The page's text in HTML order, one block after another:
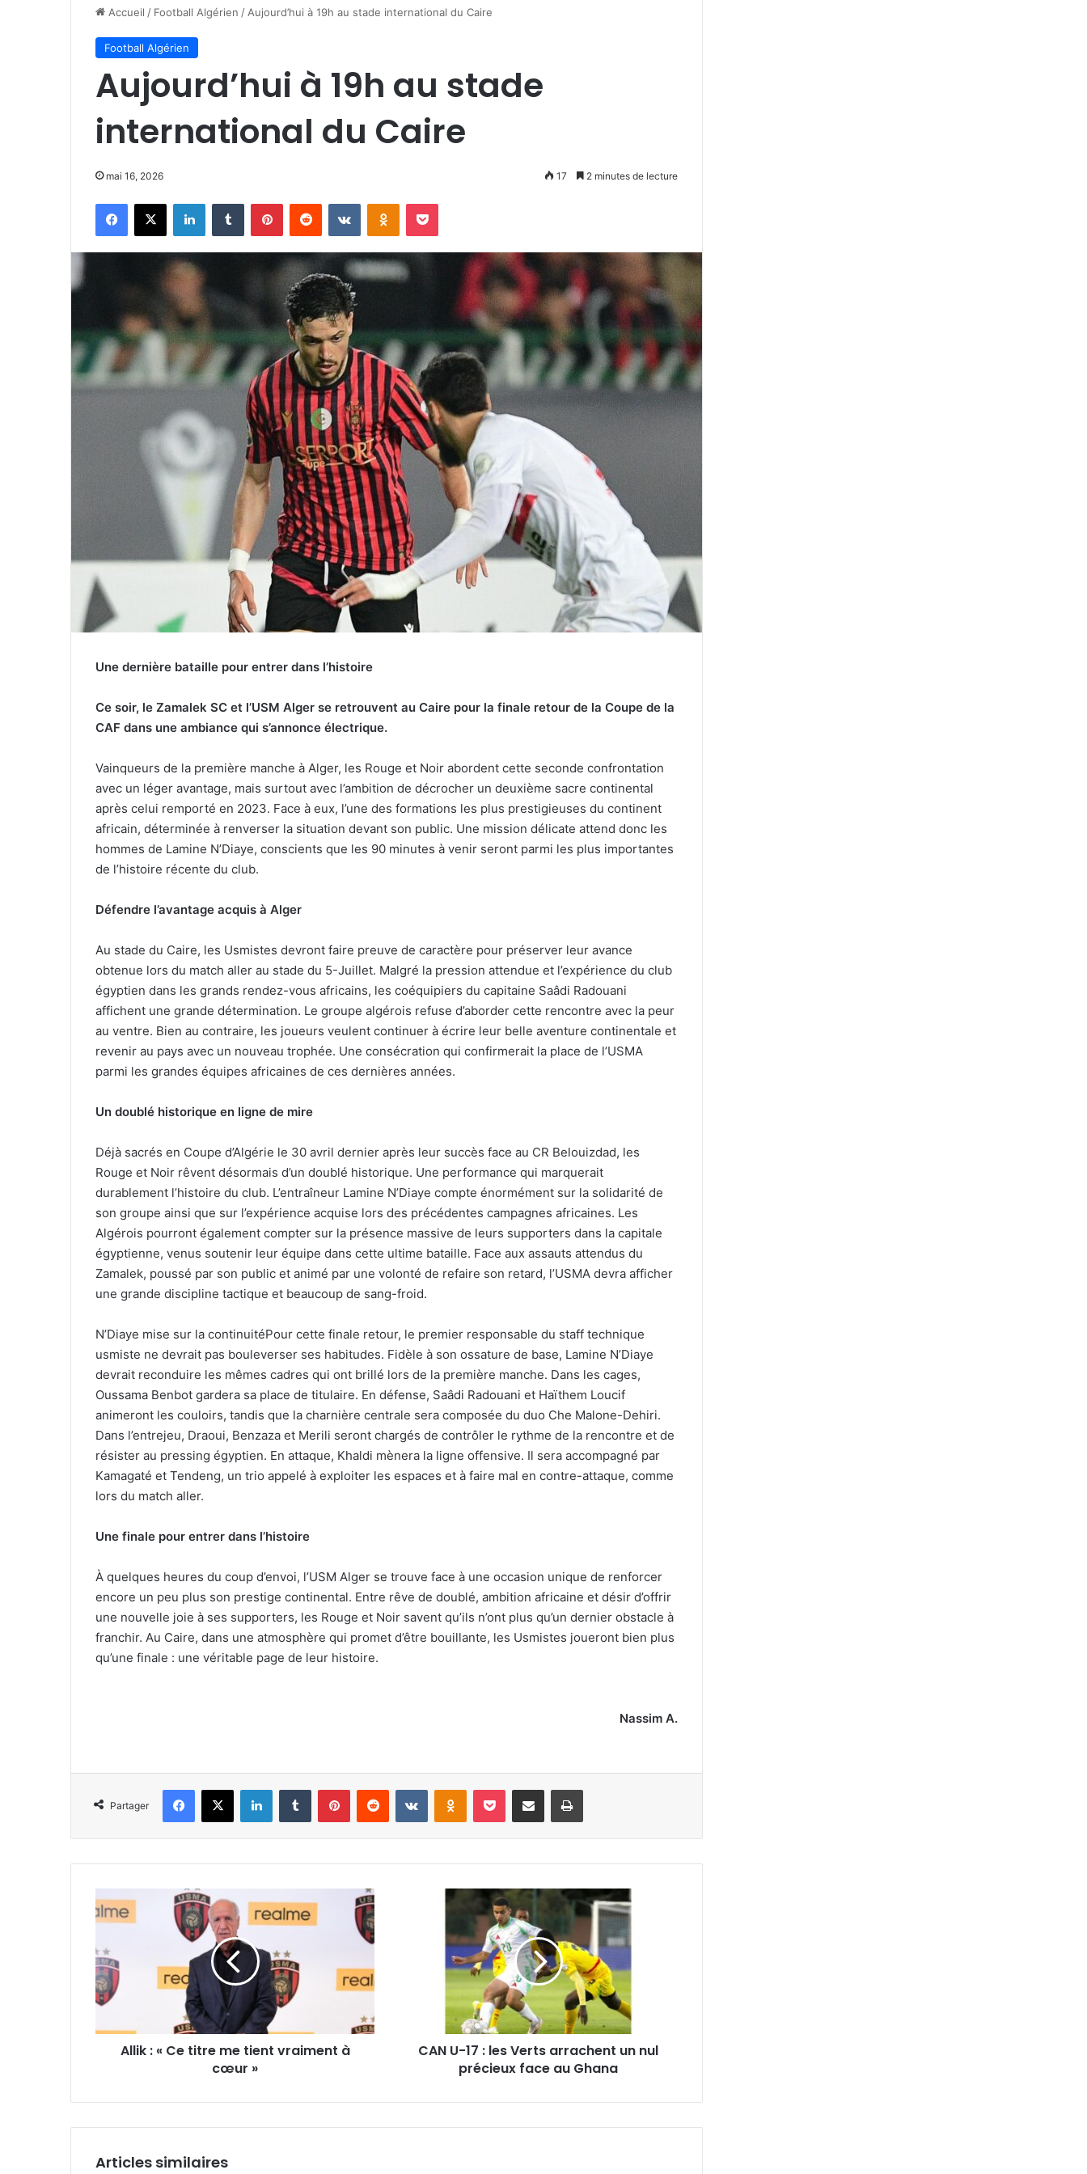
Accueil / Football Algérien / Aujourd’hui à 19h au stade international du Caire
Football Algérien
Aujourd’hui à 19h au stade
international du Caire
mai 16, 2026 17 2 minutes de lecture
Facebook
X LinkedinTumblr PinterestReddit VKontakteOdnoklassniki
Pocket
Une dernière bataille pour entrer dans l’histoire
Ce soir, le Zamalek SC et l’USM Alger se retrouvent au Caire pour la finale retour de la Coupe de la
CAF dans une ambiance qui s’annonce électrique.
Vainqueurs de la première manche à Alger, les Rouge et Noir abordent cette seconde confrontation
avec un léger avantage, mais surtout avec l’ambition de décrocher un deuxième sacre continental
après celui remporté en 2023. Face à eux, l’une des formations les plus prestigieuses du continent
africain, déterminée à renverser la situation devant son public. Une mission délicate attend donc les
hommes de Lamine N’Diaye, conscients que les 90 minutes à venir seront parmi les plus importantes
de l’histoire récente du club.
Défendre l’avantage acquis à Alger
Au stade du Caire, les Usmistes devront faire preuve de caractère pour préserver leur avance
obtenue lors du match aller au stade du 5-Juillet. Malgré la pression attendue et l’expérience du club
égyptien dans les grands rendez-vous africains, les coéquipiers du capitaine Saâdi Radouani
affichent une grande détermination. Le groupe algérois refuse d’aborder cette rencontre avec la peur
au ventre. Bien au contraire, les joueurs veulent continuer à écrire leur belle aventure continentale et
revenir au pays avec un nouveau trophée. Une consécration qui confirmerait la place de l’USMA
parmi les grandes équipes africaines de ces dernières années.
Un doublé historique en ligne de mire
Déjà sacrés en Coupe d’Algérie le 30 avril dernier après leur succès face au CR Belouizdad, les
Rouge et Noir rêvent désormais d’un doublé historique. Une performance qui marquerait
durablement l’histoire du club. L’entraîneur Lamine N’Diaye compte énormément sur la solidarité de
son groupe ainsi que sur l’expérience acquise lors des précédentes campagnes africaines. Les
Algérois pourront également compter sur la présence massive de leurs supporters dans la capitale
égyptienne, venus soutenir leur équipe dans cette ultime bataille. Face aux assauts attendus du
Zamalek, poussé par son public et animé par une volonté de refaire son retard, l’USMA devra afficher
une grande discipline tactique et beaucoup de sang-froid.
N’Diaye mise sur la continuitéPour cette finale retour, le premier responsable du staff technique
usmiste ne devrait pas bouleverser ses habitudes. Fidèle à son ossature de base, Lamine N’Diaye
devrait reconduire les mêmes cadres qui ont brillé lors de la première manche. Dans les cages,
Oussama Benbot gardera sa place de titulaire. En défense, Saâdi Radouani et Haïthem Loucif
animeront les couloirs, tandis que la charnière centrale sera composée du duo Che Malone-Dehiri.
Dans l’entrejeu, Draoui, Benzaza et Merili seront chargés de contrôler le rythme de la rencontre et de
résister au pressing égyptien. En attaque, Khaldi mènera la ligne offensive. Il sera accompagné par
Kamagaté et Tendeng, un trio appelé à exploiter les espaces et à faire mal en contre-attaque, comme
lors du match aller.
Une finale pour entrer dans l’histoire
À quelques heures du coup d’envoi, l’USM Alger se trouve face à une occasion unique de renforcer
encore un peu plus son prestige continental. Entre rêve de doublé, ambition africaine et désir d’offrir
une nouvelle joie à ses supporters, les Rouge et Noir savent qu’ils n’ont plus qu’un dernier obstacle à
franchir. Au Caire, dans une atmosphère qui promet d’être bouillante, les Usmistes joueront bien plus
qu’une finale : une véritable page de leur histoire.
Nassim A.
Partager
Facebook
X LinkedinTumblr PinterestReddit VKontakteOdnoklassniki
Pocket Partager par email Imprimer
Allik
:
Ce
titre
me
tient
à
Allik : « Ce titre me tient vraiment à
cœur »
arrachent
faceCAN U-17 : les Verts arrachent un nul
précieux face au Ghana
Articles similaires